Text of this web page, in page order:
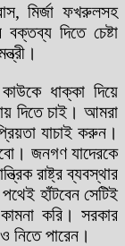
মির্জা ফখরুলসহ
দিতে চেষ্টা
ধাক্কা দিয়ে
দিতে চাই। আমরা
যাচাই করুন।
জনগণ যাদেরকে
রাষ্ট্র ব্যবস্থার
পথেই হাঁটবেন সেটিই
করি। সরকার
নিতে পারেন।